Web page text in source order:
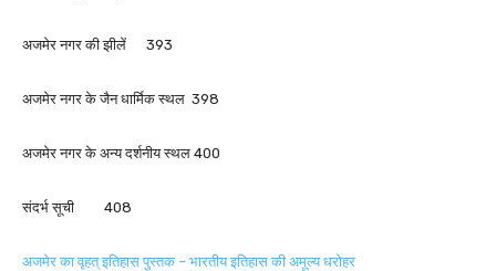
अजमेर नगर की झीलें 393
अजमेर नगर के जैन धार्मिक स्थल 398
अजमेर नगर के अन्य दर्शनीय स्थल 400
संदर्भ सूची 408
अजमेर का वृहत् इतिहास पुस्तक – भारतीय इतिहास की अमूल्य धरोहर